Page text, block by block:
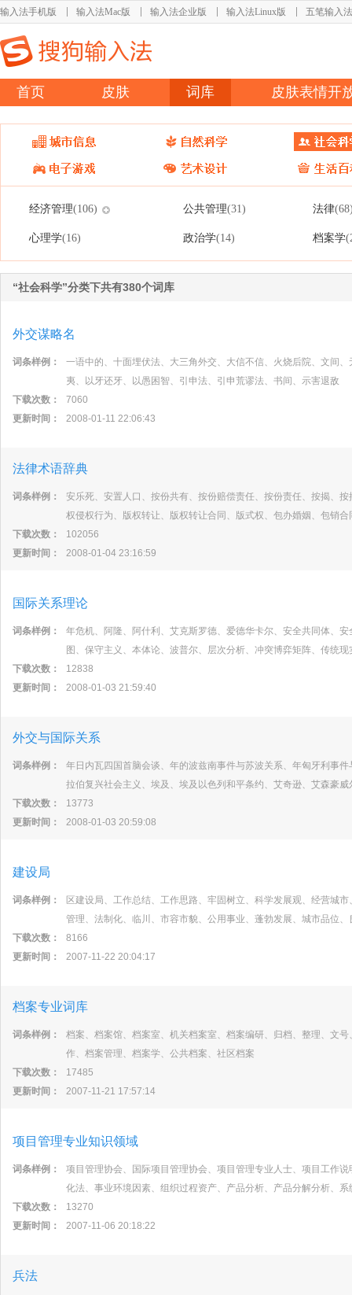
输入法手机版 输入法Mac版 输入法企业版 输入法Linux版 五笔输入法
首页 皮肤 词库 皮肤表情开
经济管理(106) 公共管理(31) 法律
心理学(16) 政治学(14) 档案学
“社会科学”分类下共有380个词库
外交谋略名
词条样例：
一语中的、十面埋伏法、大三角外交、大信不信、火烧后院、文间
夷、以牙还牙、以愚困智、引申法、引申荒谬法、书间、示害退敌
下载次数：
7060
更新时间：
2008-01-11 22:06:43
法律术语辞典
词条样例：
安乐死、安置人口、按份共有、按份赔偿责任、按份责任、按揭、
权侵权行为、版权转让、版权转让合同、版式权、包办婚姻、包销
下载次数：
102056
更新时间：
2008-01-04 23:16:59
国际关系理论
词条样例：
年危机、阿隆、阿什利、艾克斯罗德、爱德华卡尔、安全共同体、
图、保守主义、本体论、波普尔、层次分析、冲突博弈矩阵、传统
下载次数：
12838
更新时间：
2008-01-03 21:59:40
外交与国际关系
词条样例：
年日内瓦四国首脑会谈、年的波兹南事件与苏波关系、年匈牙利事
拉伯复兴社会主义、埃及、埃及以色列和平条约、艾奇逊、艾森豪
下载次数：
13773
更新时间：
2008-01-03 20:59:08
建设局
词条样例：
区建设局、工作总结、工作思路、牢固树立、科学发展观、经营城
管理、法制化、临川、市容市貌、公用事业、蓬勃发展、城市品位、
下载次数：
8166
更新时间：
2007-11-22 20:04:17
档案专业词库
词条样例：
档案、档案馆、档案室、机关档案室、档案编研、归档、整理、文
作、档案管理、档案学、公共档案、社区档案
下载次数：
17485
更新时间：
2007-11-21 17:57:14
项目管理专业知识领域
词条样例：
项目管理协会、国际项目管理协会、项目管理专业人士、项目工作
化法、事业环境因素、组织过程资产、产品分析、产品分解分析、
下载次数：
13270
更新时间：
2007-11-06 20:18:22
兵法